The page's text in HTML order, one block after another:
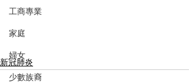
工商專業
家庭
婦女
少數族裔
新冠肺炎